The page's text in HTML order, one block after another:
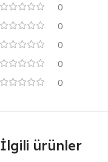
0
0
0
0
0
İlgili ürünler